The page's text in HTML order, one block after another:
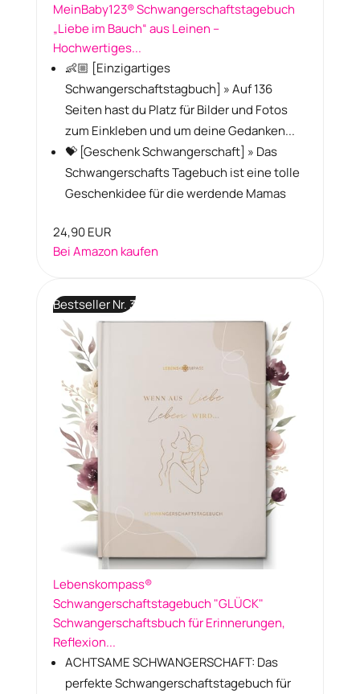
MeinBaby123® Schwangerschaftstagebuch
„Liebe im Bauch“ aus Leinen –
Hochwertiges...
👶🏼 [Einzigartiges
Schwangerschaftstagbuch] » Auf 136
Seiten hast du Platz für Bilder und Fotos
zum Einkleben und um deine Gedanken...
💝 [Geschenk Schwangerschaft] » Das
Schwangerschafts Tagebuch ist eine tolle
Geschenkidee für die werdende Mamas
24,90 EUR
Bei Amazon kaufen
Bestseller Nr. 3
Lebenskompass®
Schwangerschaftstagebuch "GLÜCK"
Schwangerschaftsbuch für Erinnerungen,
Reflexion...
ACHTSAME SCHWANGERSCHAFT: Das
perfekte Schwangerschaftstagebuch für